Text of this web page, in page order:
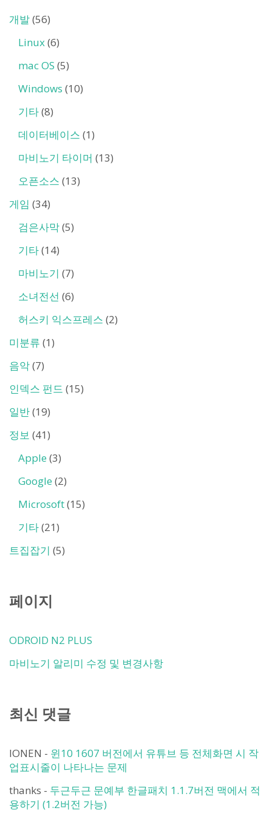
개발(56)
Linux(6)
mac OS (5)
Windows (10)
기타(8)
데이터베이스 (1)
마비노기 타이머 (13)
오픈소스 (13)
게임 (34)
검은사막(5)
기타(14)
마비노기 (7)
소녀전선 (6)
허스키 익스프레스 (2)
미분류 (1)
음악(7)
인덱스 펀드 (15)
일반(19)
정보 (41)
Apple (3)
Google (2)
Microsoft(15)
기타(21)
트집잡기 (5)
페이지
ODROID N2 PLUS
마비노기 알리미 수정 및 변경사항
최신 댓글
IONEN - 윈10 1607 버전에서 유튜브 등 전체화면 시 작
업표시줄이 나타나는 문제
thanks - 두근두근 문예부 한글패치 1.1.7버전 맥에서 적
용하기 (1.2버전 가능)